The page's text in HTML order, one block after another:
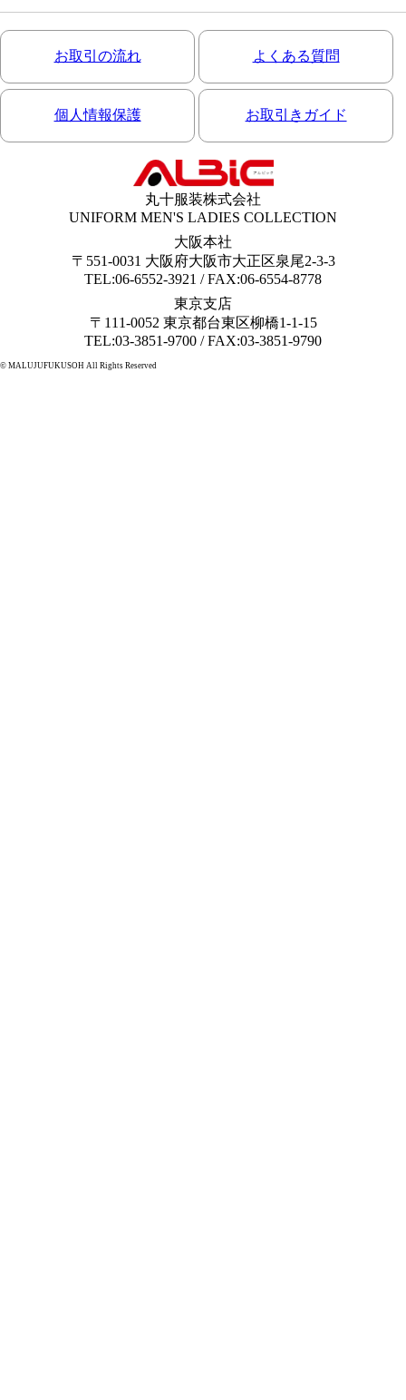
お取引の流れ よくある質問
個人情報保護 お取引きガイド
丸十服装株式会社
UNIFORM MEN'S LADIES COLLECTION
大阪本社
〒551-0031 大阪府大阪市大正区泉尾2-3-3
TEL:06-6552-3921 / FAX:06-6554-8778
東京支店
〒111-0052 東京都台東区柳橋1-1-15
TEL:03-3851-9700 / FAX:03-3851-9790
© MALUJUFUKUSOH All Rights Reserved